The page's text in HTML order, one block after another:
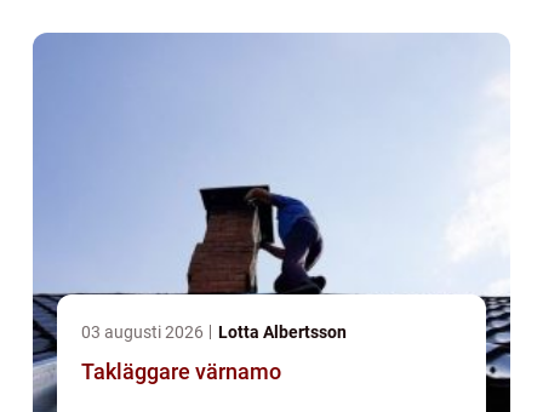
03 augusti 2026 Lotta Albertsson
Takläggare värnamo